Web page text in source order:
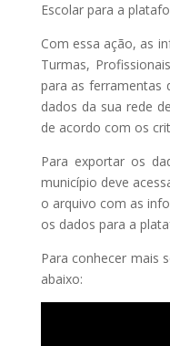
Escolar para a
Com essa ação, as
Turmas,
para as ferramentas
dados da sua rede
de acordo com os
Para exportar os
município deve
o arquivo com as
os dados para a
Para conhecer mais
abaixo: